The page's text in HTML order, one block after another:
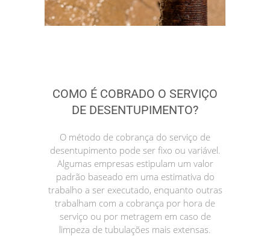
COMO É COBRADO O SERVIÇO
DE DESENTUPIMENTO?
O método de cobrança do serviço de
desentupimento pode ser fixo ou variável.
Algumas empresas estipulam um valor
padrão baseado em uma estimativa do
trabalho a ser executado, enquanto outras
trabalham com a cobrança por hora de
serviço ou por metragem em caso de
limpeza de tubulações mais extensas.